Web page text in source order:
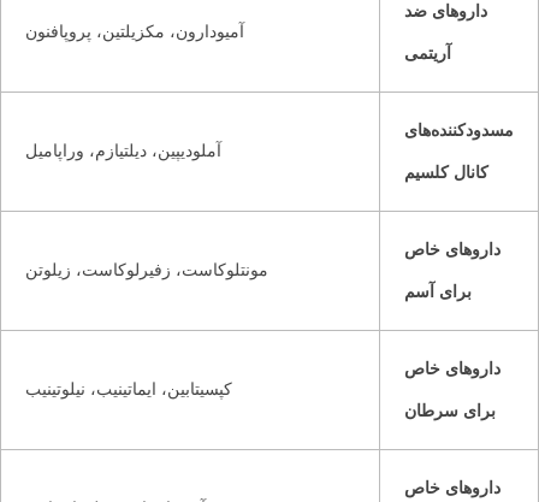
داروهای ضد
آریتمی
آمیودارون، مکزیلتین، پروپافنون
مسدودکننده‌های
کانال کلسیم
آملودیپین، دیلتیازم، وراپامیل
داروهای خاص
برای آسم
مونتلوکاست، زفیرلوکاست، زیلوتن
داروهای خاص
برای سرطان
کپسیتابین، ایماتینیب، نیلوتینیب
داروهای خاص